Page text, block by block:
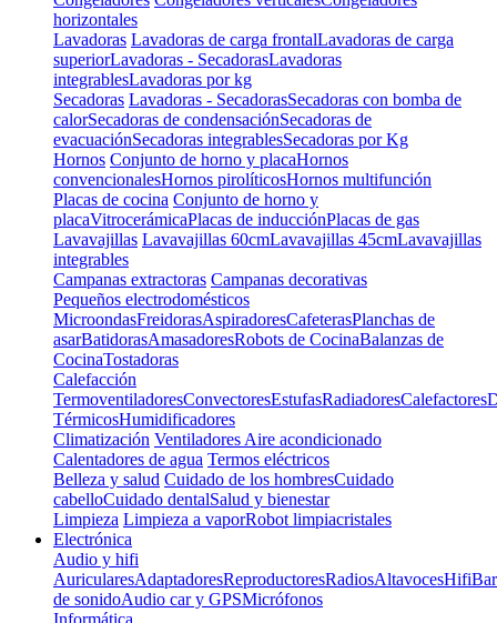
horizontales
Lavadoras Lavadoras de carga frontalLavadoras de carga
superiorLavadoras - SecadorasLavadoras
integrablesLavadoras por kg
Secadoras Lavadoras - SecadorasSecadoras con bomba de
calorSecadoras de condensaciónSecadoras de
evacuaciónSecadoras integrablesSecadoras por Kg
Hornos Conjunto de horno y placaHornos
convencionalesHornos pirolíticosHornos multifunción
Placas de cocina Conjunto de horno y
placaVitrocerámicaPlacas de inducciónPlacas de gas
Lavavajillas Lavavajillas 60cmLavavajillas 45cmLavavajillas
integrables
Campanas extractoras Campanas decorativas
Pequeños electrodomésticos
MicroondasFreidorasAspiradoresCafeterasPlanchas de
asarBatidorasAmasadoresRobots de CocinaBalanzas de
CocinaTostadoras
Calefacción
TermoventiladoresConvectoresEstufasRadiadoresCalefactores
TérmicosHumidificadores
Climatización Ventiladores Aire acondicionado
Calentadores de agua Termos eléctricos
Belleza y salud Cuidado de los hombresCuidado
cabelloCuidado dentalSalud y bienestar
Limpieza Limpieza a vaporRobot limpiacristales
Electrónica
Audio y hifi
AuricularesAdaptadoresReproductoresRadiosAltavocesHifi
de sonidoAudio car y GPSMicrófonos
Informática